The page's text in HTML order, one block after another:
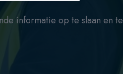
informatie op te slaan en te